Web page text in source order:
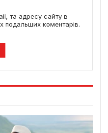
та адресу сайту в
подальших коментарів.